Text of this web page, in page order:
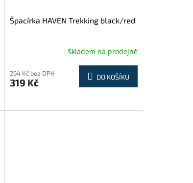
Špacírka HAVEN Trekking black/red
Skladem na prodejně
264 Kč bez DPH
319 Kč DO KOŠÍKU